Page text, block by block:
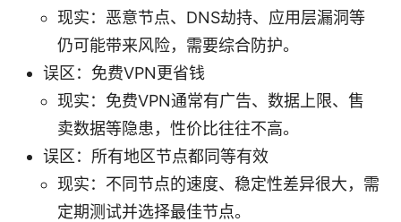
现实：恶意节点、DNS劫持、应用层漏洞等
仍可能带来风险，需要综合防护。
误区：免费VPN更省钱
现实：免费VPN通常有广告、数据上限、售
卖数据等隐患，性价比往往不高。
误区：所有地区节点都同等有效
现实：不同节点的速度、稳定性差异很大，需
定期测试并选择最佳节点。